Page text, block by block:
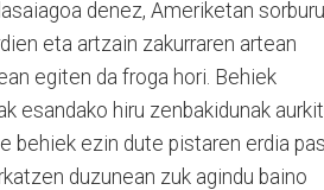
denez, Ameriketan
eta artzain zakurraren artean
egiten da froga hori. Behiek
esandako hiru zenbakidunak
behiek ezin dute pistaren erdia
duzunean zuk agindu baino